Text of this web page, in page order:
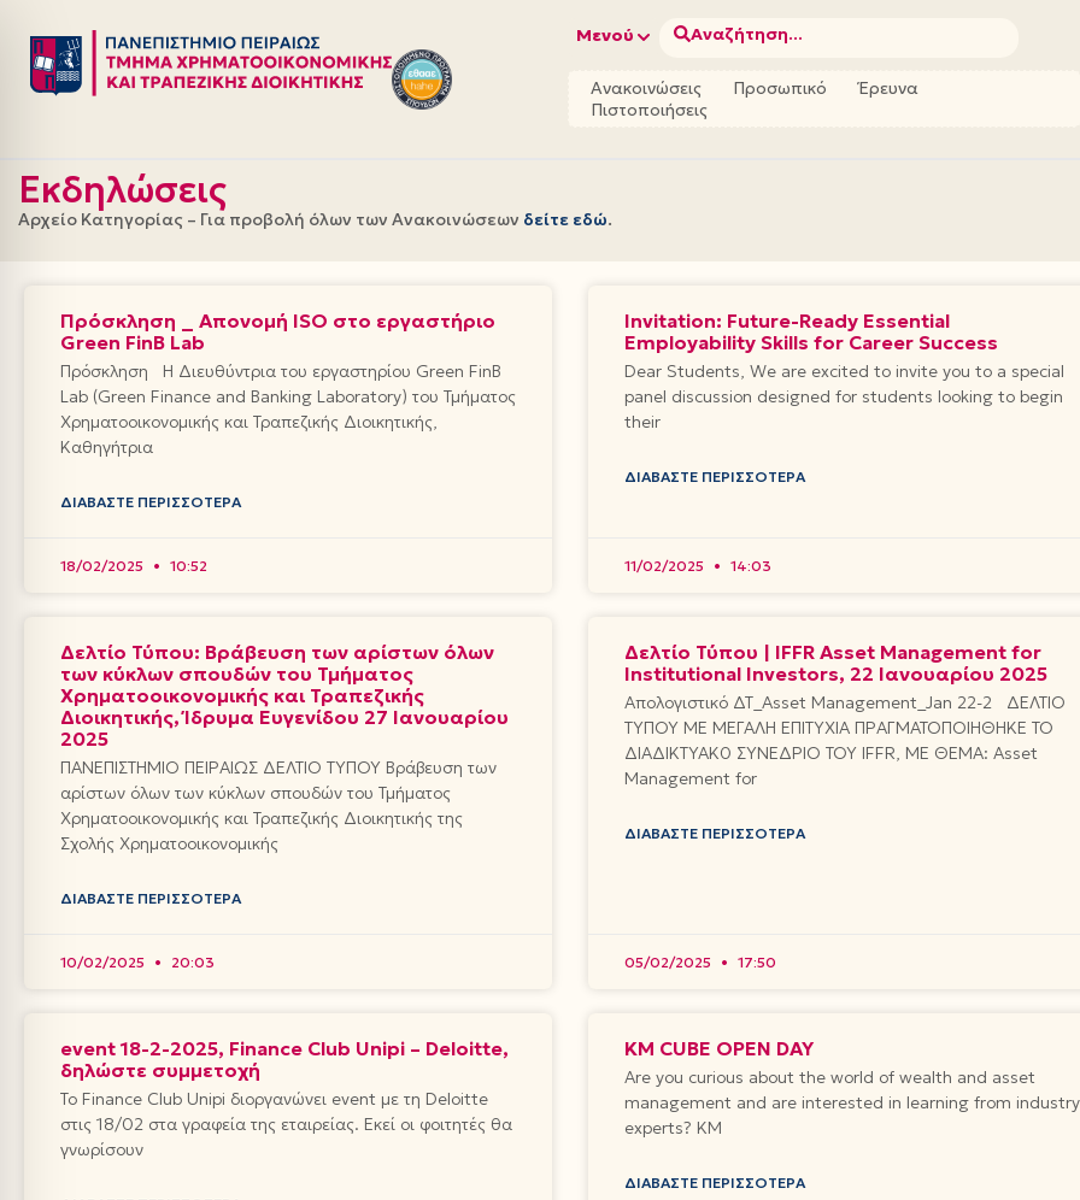
Μεταπηδήστε
στο
Μενού Αναζήτηση...
Ανακοινώσεις Προσωπικό
Έρευνα
Πιστοποιήσεις
Εκδηλώσεις
Αρχείο Κατηγορίας – Για προβολή όλων των Ανακοινώσεων δείτε εδώ.
Πρόσκληση _ Απονομή ISO στο εργαστήριο
Green FinB Lab
Πρόσκληση Η Διευθύντρια του εργαστηρίου Green FinB
Lab (Green Finance and Banking Laboratory) του Τμήματος
Χρηματοοικονομικής και Τραπεζικής Διοικητικής,
Καθηγήτρια
ΔΙΑΒΆΣΤΕ ΠΕΡΙΣΣΌΤΕΡΑ
18/02/2025 10:52
Invitation: Future-Ready Essential
Employability Skills for Career Success
Dear Students, We are excited to invite you to a special
panel discussion designed for students looking to begin
their
ΔΙΑΒΆΣΤΕ ΠΕΡΙΣΣΌΤΕΡΑ
11/02/2025 14:03
Δελτίο Τύπου: Βράβευση των αρίστων όλων
των κύκλων σπουδών του Τμήματος
Χρηματοοικονομικής και Τραπεζικής
Διοικητικής, Ίδρυμα Ευγενίδου 27 Ιανουαρίου
2025
ΠΑΝΕΠΙΣΤΗΜΙΟ ΠΕΙΡΑΙΩΣ ΔΕΛΤΙΟ ΤΥΠΟΥ Βράβευση των
αρίστων όλων των κύκλων σπουδών του Τμήματος
Χρηματοοικονομικής και Τραπεζικής Διοικητικής της
Σχολής Χρηματοοικονομικής
ΔΙΑΒΆΣΤΕ ΠΕΡΙΣΣΌΤΕΡΑ
10/02/2025 20:03
Δελτίο Τύπου | IFFR Asset Management for
Institutional Investors, 22 Ιανουαρίου 2025
Απολογιστικό ΔΤ_Asset Management_Jan 22-2 ΔΕΛΤΙΟ
ΤΥΠΟΥ ΜΕ ΜΕΓΑΛΗ ΕΠΙΤΥΧΙΑ ΠΡΑΓΜΑΤΟΠΟΙΗΘΗΚΕ ΤΟ
ΔΙΑΔΙΚΤΥΑΚ0 ΣΥΝΕΔΡΙΟ ΤΟΥ IFFR, ME ΘΕΜΑ: Asset
Management for
ΔΙΑΒΆΣΤΕ ΠΕΡΙΣΣΌΤΕΡΑ
05/02/2025 17:50
event 18-2-2025, Finance Club Unipi – Deloitte,
δηλώστε συμμετοχή
Το Finance Club Unipi διοργανώνει event με τη Deloitte
στις 18/02 στα γραφεία της εταιρείας. Εκεί οι φοιτητές θα
γνωρίσουν
KM CUBE OPEN DAY
Are you curious about the world of wealth and asset
management and are interested in learning from industry
experts? KM
ΔΙΑΒΆΣΤΕ ΠΕΡΙΣΣΌΤΕΡΑ